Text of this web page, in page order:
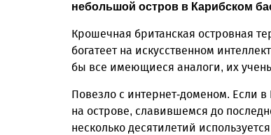
небольшой остров в Карибском
Крошечная британская островная
богатеет на искусственном
бы все имеющиеся аналоги, их
Повезло с интернет-доменом. Если
на острове, славившемся до
несколько десятилетий